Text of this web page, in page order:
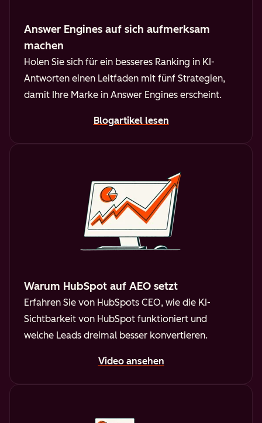
Answer Engines auf sich aufmerksam
machen
Holen Sie sich für ein besseres Ranking in KI-
Antworten einen Leitfaden mit fünf Strategien,
damit Ihre Marke in Answer Engines erscheint.
Blogartikel lesen
Warum HubSpot auf AEO setzt
Erfahren Sie von HubSpots CEO, wie die KI-
Sichtbarkeit von HubSpot funktioniert und
welche Leads dreimal besser konvertieren.
Video ansehen